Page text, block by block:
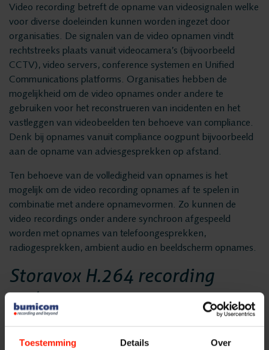
Toestemming Details Over
Privacy en data
security
Vacatures
Oplossingen
Recording
Voice logging
Messaging Recording
Quality Monitoring
Insights Analytics
Voice logging
Messaging Recording
Quality Monitoring
Insights Analytics
Interaction Analytics
Spraakanalyse
Cloud Recorder
Customer Contact Centers
Financiële Instellingen
Openbare Orde & Veiligheid
Verkeersleiding
Providers
Producten
Video recording betreft de opname van videosignalen welke
voor diverse doeleinden kunnen worden ingezet door
organisaties. De signalen van de video opnamen vindt
rechtstreeks plaats vanuit videocamera’s (bijvoorbeeld
CCTV), video servers, conference systemen en Unified
Communications platforms. Organisaties hebben de
mogelijkheid om de video opnames onder andere te
gebruiken voor het reconstrueren van incidenten en het
vastleggen van videobeelden ten behoeve van compliance.
Denk bij opnames vanuit compliance oogpunt bijvoorbeeld
aan de opname van adviesgesprekken op afstand.
Ten behoeve van de volledigheid van opnames is het
mogelijk om de video recording opnames af te spelen in
combinatie met andere opnamevormen. Zo kunnen de
video recordings onder andere synchroon afgespeeld
worden met opnames van telefoongesprekken,
radiogesprekken, ambient audio en beeldscherm opnames.
Storavox H.264 recording
systeem
H.262 streams opnemen
Met de Storavox video recording oplossingen van Bumicom